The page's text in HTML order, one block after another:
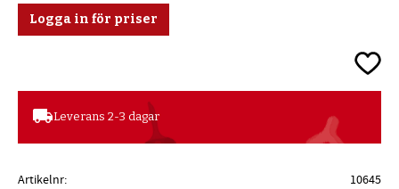
Logga in för priser
Lägg
local_shippingLeverans 2-3 dagar
Artikelnr
10645